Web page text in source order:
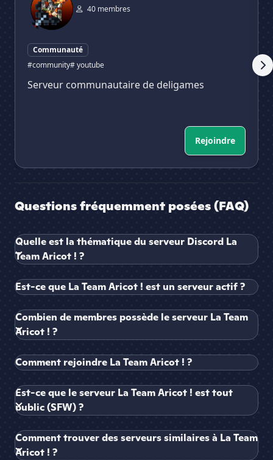
40 membres
Communauté
#community# youtube
Serveur communautaire de deligames
Rejoindre
Questions fréquemment posées (FAQ)
Quelle est la thématique du serveur Discord La
Team Aricot ! ?
Est-ce que La Team Aricot ! est un serveur actif ?
Combien de membres possède le serveur La Team
Aricot ! ?
Comment rejoindre La Team Aricot ! ?
Est-ce que le serveur La Team Aricot ! est tout
public (SFW) ?
Comment trouver des serveurs similaires à La Team
Aricot ! ?